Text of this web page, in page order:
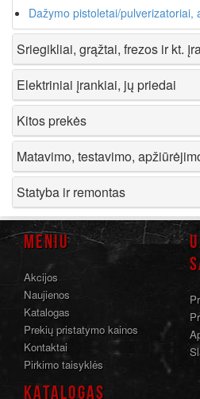
Dažymo pistoletai/
Sriegikliai, grąžtai, frezos ir kt.
Elektriniai įrankiai, jų priedai
Kitos prekės
Matavimo, testavimo,
Statyba ir remontas
MENIU
Akcijos
Naujienos
Katalogas
Prekių pristatymo kainos
Kontaktai
Pirkimo taisyklės
KATALOGAS